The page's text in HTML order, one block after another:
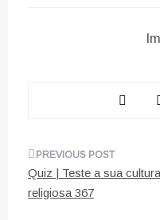
Navegação
de
Quiz | Teste a sua cultura
religiosa 367